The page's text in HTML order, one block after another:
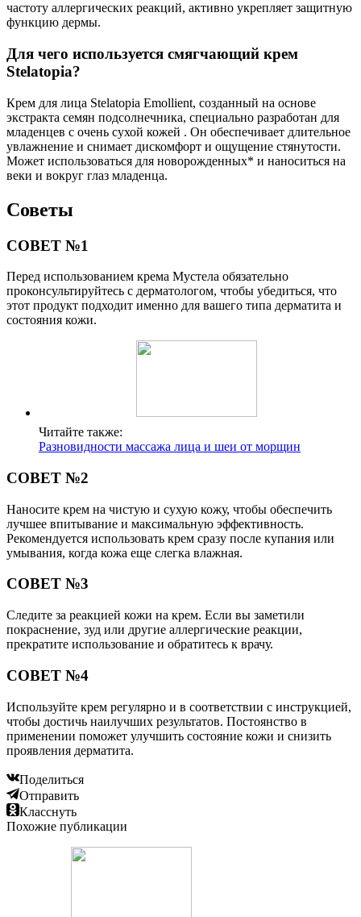
частоту аллергических реакций, активно укрепляет защитную
функцию дермы.
Для чего используется смягчающий крем
Stelatopia?
Крем для лица Stelatopia Emollient, созданный на основе
экстракта семян подсолнечника, специально разработан для
младенцев с очень сухой кожей . Он обеспечивает длительное
увлажнение и снимает дискомфорт и ощущение стянутости.
Может использоваться для новорожденных* и наноситься на
веки и вокруг глаз младенца.
Советы
СОВЕТ №1
Перед использованием крема Мустела обязательно
проконсультируйтесь с дерматологом, чтобы убедиться, что
этот продукт подходит именно для вашего типа дерматита и
состояния кожи.
Читайте также:
Разновидности массажа лица и шеи от морщин
СОВЕТ №2
Наносите крем на чистую и сухую кожу, чтобы обеспечить
лучшее впитывание и максимальную эффективность.
Рекомендуется использовать крем сразу после купания или
умывания, когда кожа еще слегка влажная.
СОВЕТ №3
Следите за реакцией кожи на крем. Если вы заметили
покраснение, зуд или другие аллергические реакции,
прекратите использование и обратитесь к врачу.
СОВЕТ №4
Используйте крем регулярно и в соответствии с инструкцией,
чтобы достичь наилучших результатов. Постоянство в
применении поможет улучшить состояние кожи и снизить
проявления дерматита.
Поделиться
Отправить
Класснуть
Похожие публикации